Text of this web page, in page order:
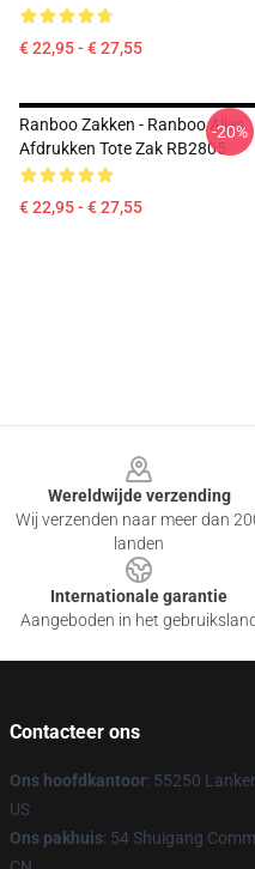
€ 22,95 - € 27,55
Ranboo Zakken - Ranboo Alles
Afdrukken Tote Zak RB2805
€ 22,95 - € 27,55
-20%
Wereldwijde verzending
Wij verzenden naar meer dan
landen
Internationale garantie
Aangeboden in het
Contacteer ons
Ons hoofdkantoor: 55250
US
Ons pakhuis: 54 Shuigang